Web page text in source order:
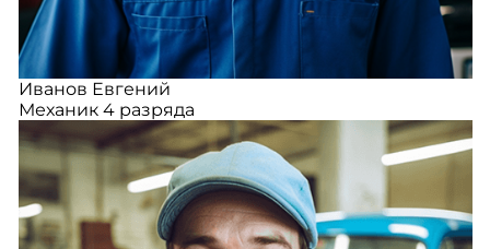
Иванов Евгений
Механик 4 разряда